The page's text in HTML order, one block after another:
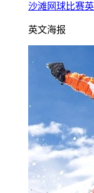
沙滩网球比赛
英文海报